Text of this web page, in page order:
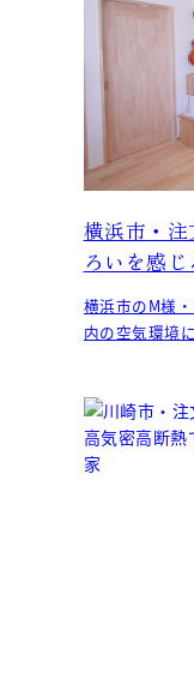
横浜市・
ろいを感
横浜市のM様・
内の空気環境